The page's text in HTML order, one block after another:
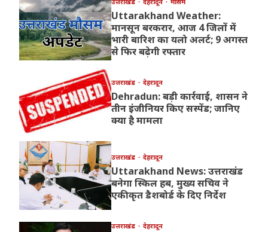
Uttarakhand Weather:
मानसून बरकरार, आज 4 जिलों में
भारी बारिश का यलो अलर्ट; 9 अगस्त
से फिर बढ़ेगी रफ्तार
उत्तराखंड देहरादून
Dehradun: बड़ी कार्रवाई, शासन ने
तीन इंजीनियर किए सस्पेंड; जानिए
क्या है मामला
उत्तराखंड देहरादून
Uttarakhand News: उत्तराखंड
बनेगा स्किल हब, मुख्य सचिव ने
एकीकृत डैशबोर्ड के दिए निर्देश
उत्तराखंड देहरादून